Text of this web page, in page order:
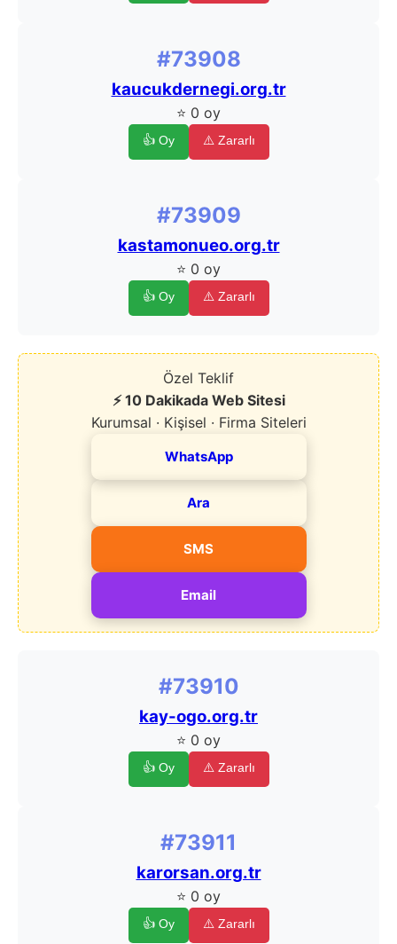
#73908
kaucukdernegi.org.tr
⭐ 0 oy
👍 Oy ⚠️ Zararlı
#73909
kastamonueo.org.tr
⭐ 0 oy
👍 Oy ⚠️ Zararlı
Özel Teklif
⚡ 10 Dakikada Web Sitesi
Kurumsal · Kişisel · Firma Siteleri
WhatsApp
Ara
SMS
Email
#73910
kay-ogo.org.tr
⭐ 0 oy
👍 Oy ⚠️ Zararlı
#73911
karorsan.org.tr
⭐ 0 oy
👍 Oy ⚠️ Zararlı